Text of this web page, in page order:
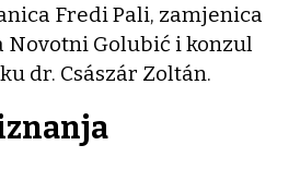
Fredi Pali, zamjenica
Novotni Golubić i konzul
dr. Császár Zoltán.